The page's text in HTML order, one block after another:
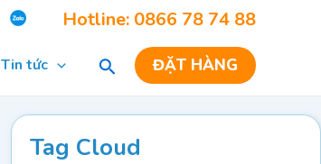
Hotline: 0866 78 74 88
Tin tức ĐẶT HÀNG
Tag Cloud